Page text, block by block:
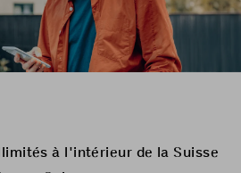
à l'intérieur de la Suisse